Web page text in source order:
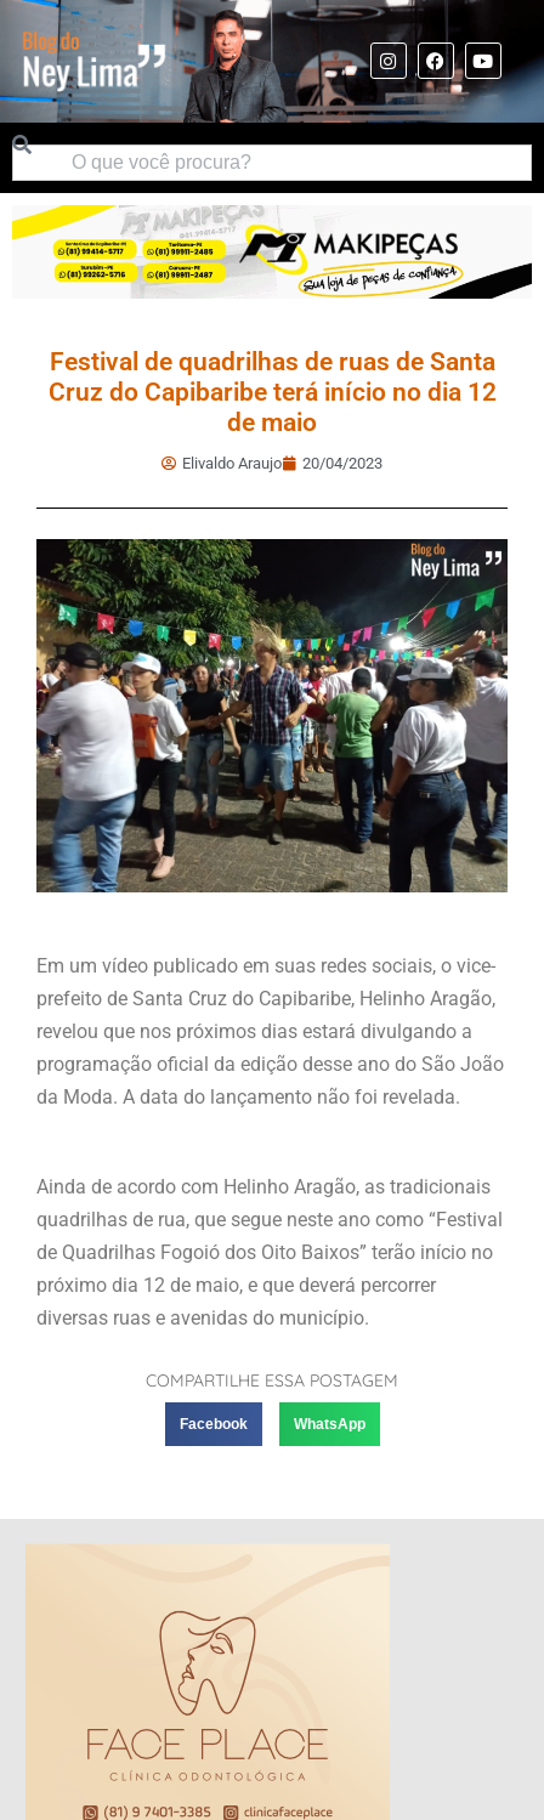
Festival de quadrilhas de ruas de Santa
Cruz do Capibaribe terá início no dia 12
de maio
Elivaldo Araujo 20/04/2023
Em um vídeo publicado em suas redes sociais, o vice-
prefeito de Santa Cruz do Capibaribe, Helinho Aragão,
revelou que nos próximos dias estará divulgando a
programação oficial da edição desse ano do São João
da Moda. A data do lançamento não foi revelada.
Ainda de acordo com Helinho Aragão, as tradicionais
quadrilhas de rua, que segue neste ano como “Festival
de Quadrilhas Fogoió dos Oito Baixos” terão início no
próximo dia 12 de maio, e que deverá percorrer
diversas ruas e avenidas do município.
COMPARTILHE ESSA POSTAGEM
Facebook WhatsApp